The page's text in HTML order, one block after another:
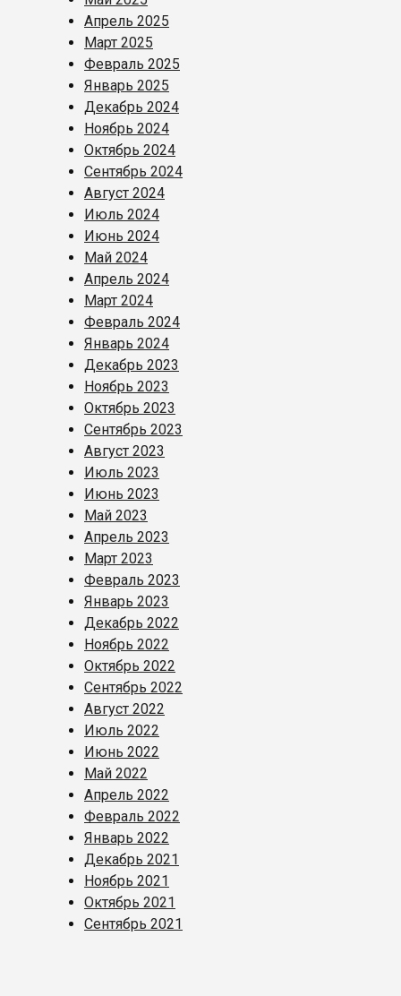
Апрель 2025
Март 2025
Февраль 2025
Январь 2025
Декабрь 2024
Ноябрь 2024
Октябрь 2024
Сентябрь 2024
Август 2024
Июль 2024
Июнь 2024
Май 2024
Апрель 2024
Март 2024
Февраль 2024
Январь 2024
Декабрь 2023
Ноябрь 2023
Октябрь 2023
Сентябрь 2023
Август 2023
Июль 2023
Июнь 2023
Май 2023
Апрель 2023
Март 2023
Февраль 2023
Январь 2023
Декабрь 2022
Ноябрь 2022
Октябрь 2022
Сентябрь 2022
Август 2022
Июль 2022
Июнь 2022
Май 2022
Апрель 2022
Февраль 2022
Январь 2022
Декабрь 2021
Ноябрь 2021
Октябрь 2021
Сентябрь 2021